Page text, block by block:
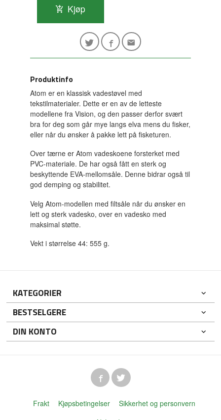
Kjøp
Produktinfo
Atom er en klassisk vadestøvel med
tekstilmaterialer. Dette er en av de letteste
modellene fra Vision, og den passer derfor svært
bra for deg som går mye langs elva mens du fisker,
eller når du ønsker å pakke lett på fisketuren.
Over tærne er Atom vadeskoene forsterket med
PVC-materiale. De har også fått en sterk og
beskyttende EVA-mellomsåle. Denne bidrar også til
god demping og stabilitet.
Velg Atom-modellen med filtsåle når du ønsker en
lett og sterk vadesko, over en vadesko med
maksimal støtte.
Vekt i størrelse 44: 555 g.
KATEGORIER
BESTSELGERE
DIN KONTO
Frakt Kjøpsbetingelser
Sikkerhet og personvern